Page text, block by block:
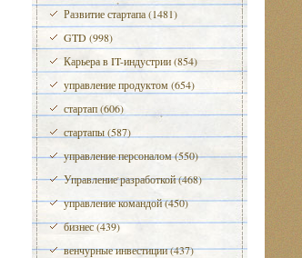
Развитие стартапа (1481)
GTD (998)
Карьера в IT-индустрии (854)
управление продуктом (654)
стартап (606)
стартапы (587)
управление персоналом (550)
Управление разработкой (468)
управление командой (450)
бизнес (439)
венчурные инвестиции (437)